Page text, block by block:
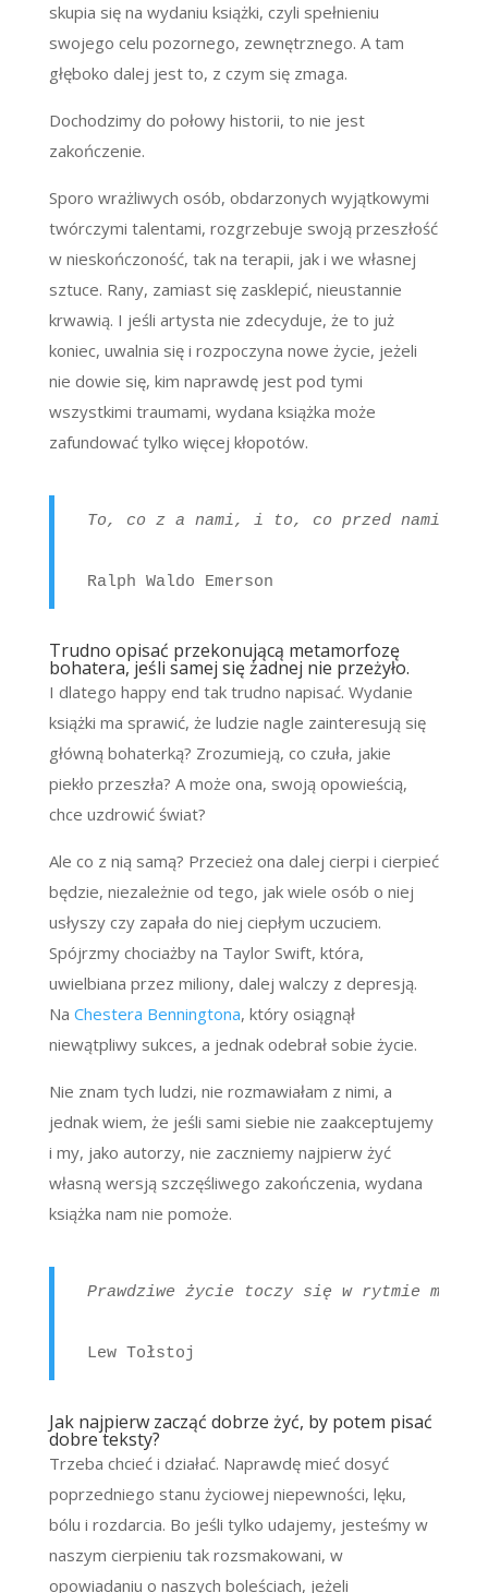
skupia się na wydaniu książki, czyli spełnieniu
swojego celu pozornego, zewnętrznego. A tam
głęboko dalej jest to, z czym się zmaga.
Dochodzimy do połowy historii, to nie jest
zakończenie.
Sporo wrażliwych osób, obdarzonych wyjątkowymi
twórczymi talentami, rozgrzebuje swoją przeszłość
w nieskończoność, tak na terapii, jak i we własnej
sztuce. Rany, zamiast się zasklepić, nieustannie
krwawią. I jeśli artysta nie zdecyduje, że to już
koniec, uwalnia się i rozpoczyna nowe życie, jeżeli
nie dowie się, kim naprawdę jest pod tymi
wszystkimi traumami, wydana książka może
zafundować tylko więcej kłopotów.
To, co z a nami, i to, co przed nami,
Ralph Waldo Emerson
Trudno opisać przekonującą metamorfozę
bohatera, jeśli samej się żadnej nie przeżyło.
I dlatego happy end tak trudno napisać. Wydanie
książki ma sprawić, że ludzie nagle zainteresują się
główną bohaterką? Zrozumieją, co czuła, jakie
piekło przeszła? A może ona, swoją opowieścią,
chce uzdrowić świat?
Ale co z nią samą? Przecież ona dalej cierpi i cierpieć
będzie, niezależnie od tego, jak wiele osób o niej
usłyszy czy zapała do niej ciepłym uczuciem.
Spójrzmy chociażby na Taylor Swift, która,
uwielbiana przez miliony, dalej walczy z depresją.
Na Chestera Benningtona, który osiągnął
niewątpliwy sukces, a jednak odebrał sobie życie.
Nie znam tych ludzi, nie rozmawiałam z nimi, a
jednak wiem, że jeśli sami siebie nie zaakceptujemy
i my, jako autorzy, nie zaczniemy najpierw żyć
własną wersją szczęśliwego zakończenia, wydana
książka nam nie pomoże.
Prawdziwe życie toczy się w rytmie
Lew Tołstoj
Jak najpierw zacząć dobrze żyć, by potem pisać
dobre teksty?
Trzeba chcieć i działać. Naprawdę mieć dosyć
poprzedniego stanu życiowej niepewności, lęku,
bólu i rozdarcia. Bo jeśli tylko udajemy, jesteśmy w
naszym cierpieniu tak rozsmakowani, w
opowiadaniu o naszych boleściach, jeżeli